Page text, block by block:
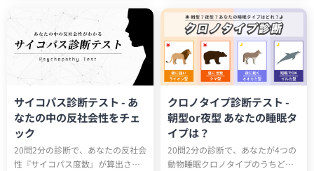
な一面を発見しましょう。
診断で、本当の性格を深く理解し
ましょう。
サイコパス診断テスト - あ
なたの中の反社会性をチェ
ック
20問2分の診断で、あなたの反社会
性『サイコパス度数』が算出され
クロノタイプ診断テスト -
朝型or夜型 あなたの睡眠タ
イプは？
20問2分の診断で、あなたが4つの
動物睡眠クロノタイプのうちどの